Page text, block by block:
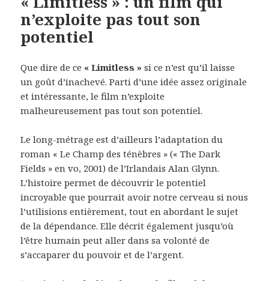
n’exploite pas tout son
potentiel
Que dire de ce « Limitless » si ce n’est qu’il laisse
un goût d’inachevé. Parti d’une idée assez originale
et intéressante, le film n’exploite
malheureusement pas tout son potentiel.
Le long-métrage est d’ailleurs l’adaptation du
roman « Le Champ des ténèbres » (« The Dark
Fields » en vo, 2001) de l’Irlandais Alan Glynn.
L’histoire permet de découvrir le potentiel
incroyable que pourrait avoir notre cerveau si nous
l’utilisions entièrement, tout en abordant le sujet
de la dépendance. Elle décrit également jusqu’où
l’être humain peut aller dans sa volonté de
s’accaparer du pouvoir et de l’argent.